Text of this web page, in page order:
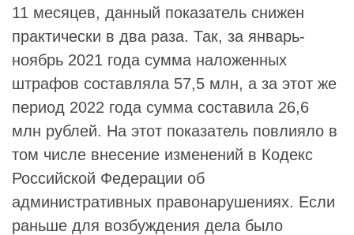
11 месяцев, данный показатель снижен
практически в два раза. Так, за январь-
ноябрь 2021 года сумма наложенных
штрафов составляла 57,5 млн, а за этот же
период 2022 года сумма составила 26,6
млн рублей. На этот показатель повлияло в
том числе внесение изменений в Кодекс
Российской Федерации об
административных правонарушениях. Если
раньше для возбуждения дела было